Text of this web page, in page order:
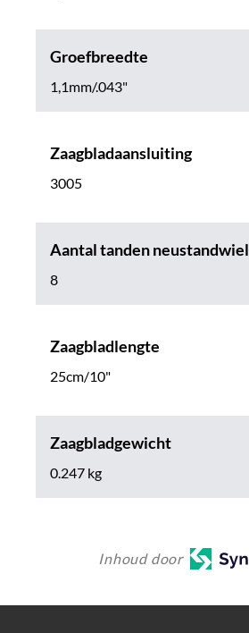
Groefbreedte
1,1mm/.043"
Zaagbladaansluiting
3005
Aantal tanden neustandwiel
8
Zaagbladlengte
25cm/10"
Zaagbladgewicht
0.247 kg
Inhoud door